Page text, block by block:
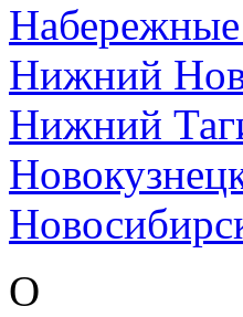
Нижний
Нижний
О